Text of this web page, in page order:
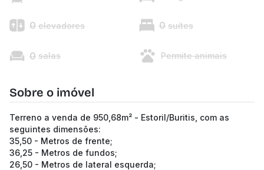
0 elevadores 0 suítes
0 salas Permite animais
Sobre o imóvel
Terreno a venda de 950,68m² - Estoril/Buritis, com as
seguintes dimensões:
35,50 - Metros de frente;
36,25 - Metros de fundos;
26,50 - Metros de lateral esquerda;